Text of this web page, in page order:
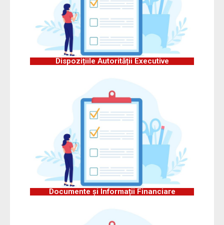
Dispozițiile Autorității Executive
Documente și Informații Financiare